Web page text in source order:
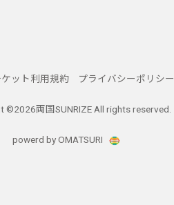
ケット利用規約 プライバシーポリシー
©2026両国SUNRIZE All rights reserved.
powerd by OMATSURI